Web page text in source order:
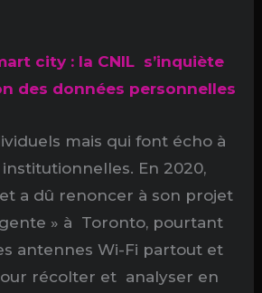
city : la CNIL s’inquiète
des données personnelles
mais qui font écho à
En 2020,
a dû renoncer à son projet
» à Toronto, pourtant
antennes Wi-Fi partout et
récolter et analyser en